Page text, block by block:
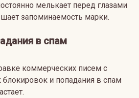
мелькает перед глазами
запоминаемость марки.
в спам
коммерческих писем с
блокировок и попадания в спам